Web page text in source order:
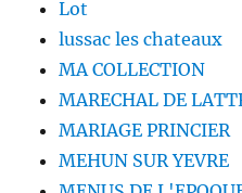
Lot
lussac les chateaux
MA COLLECTION
MARECHAL DE
MARIAGE PRINCIER
MEHUN SUR YEVRE